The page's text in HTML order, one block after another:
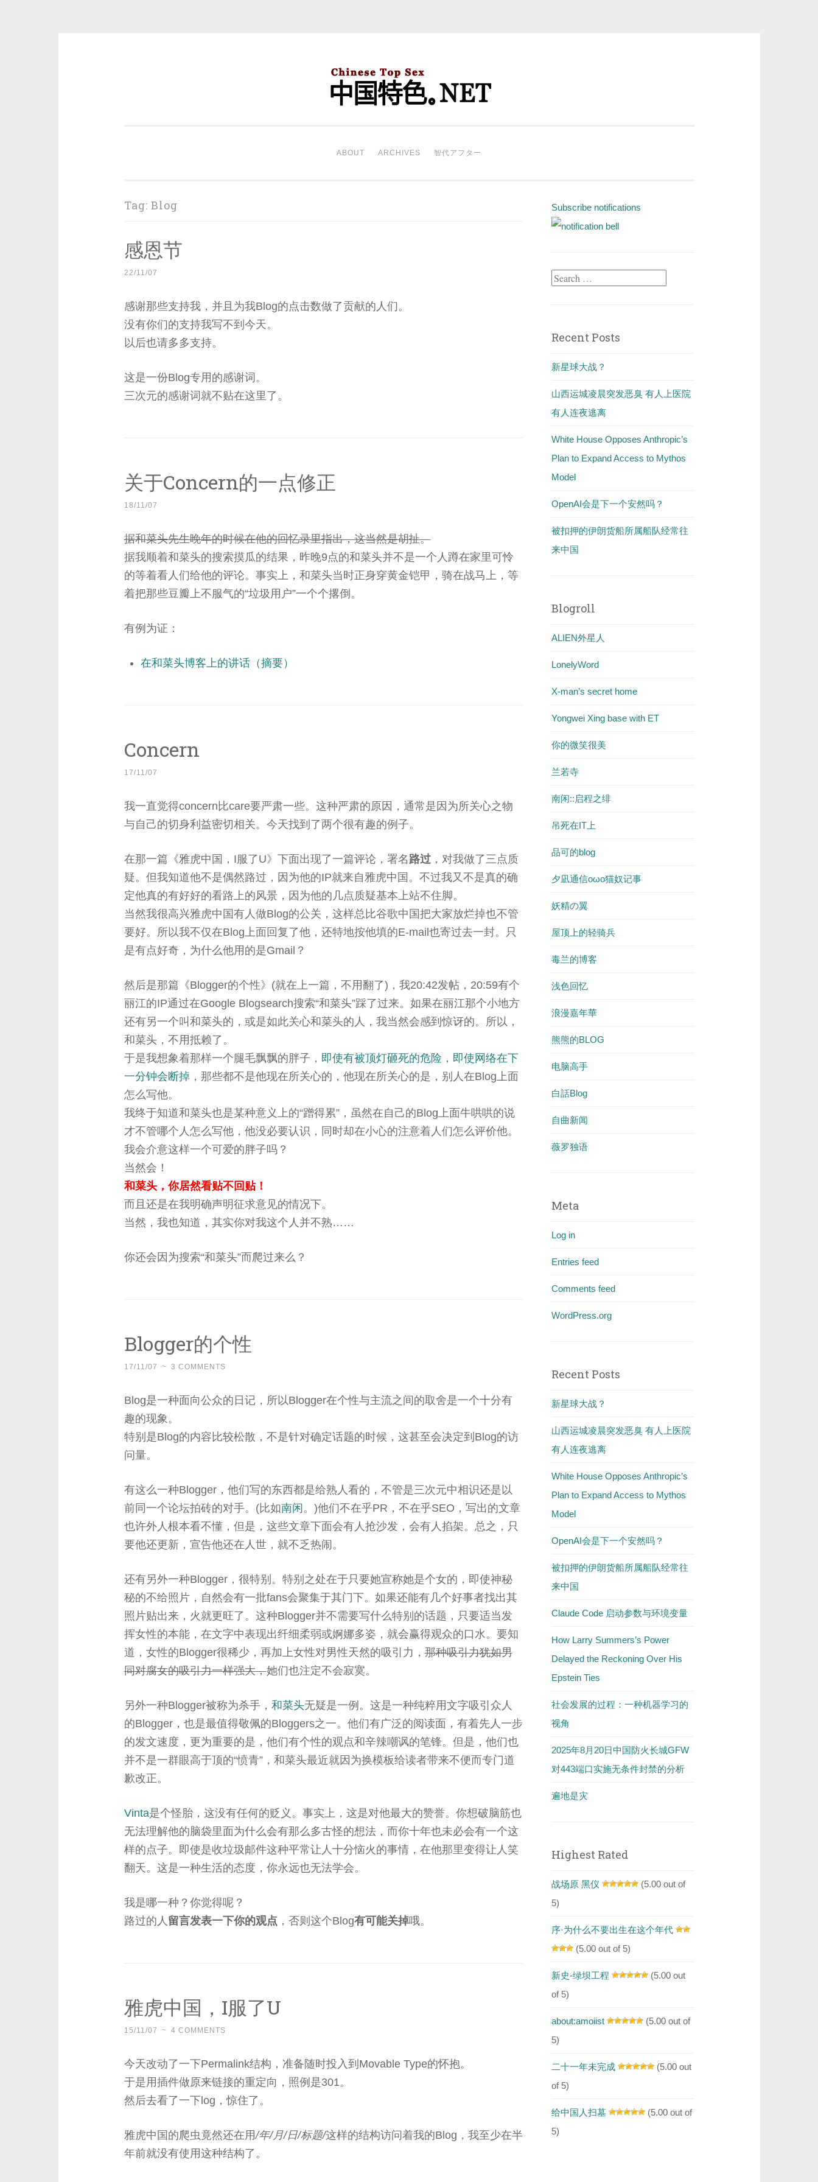
ABOUT ARCHIVES 智代アフター
Tag: Blog
感恩节
22/11/07
感谢那些支持我，并且为我Blog的点击数做了贡献的人们。
没有你们的支持我写不到今天。
以后也请多多支持。
这是一份Blog专用的感谢词。
三次元的感谢词就不贴在这里了。
关于Concern的一点修正
18/11/07
据和菜头先生晚年的时候在他的回忆录里指出，这当然是胡扯。
据我顺着和菜头的搜索摸瓜的结果，昨晚9点的和菜头并不是一个人蹲在家里可怜
的等着看人们给他的评论。事实上，和菜头当时正身穿黄金铠甲，骑在战马上，等
着把那些豆瓣上不服气的“垃圾用户”一个个撂倒。
有例为证：
在和菜头博客上的讲话（摘要）
Concern
17/11/07
我一直觉得concern比care要严肃一些。这种严肃的原因，通常是因为所关心之物
与自己的切身利益密切相关。今天找到了两个很有趣的例子。
在那一篇《雅虎中国，I服了U》下面出现了一篇评论，署名 路过，对我做了三点质
疑。但我知道他不是偶然路过，因为他的IP就来自雅虎中国。不过我又不是真的确
定他真的有好好的看路上的风景，因为他的几点质疑基本上站不住脚。
当然我很高兴雅虎中国有人做Blog的公关，这样总比谷歌中国把大家放烂掉也不管
要好。所以我不仅在Blog上面回复了他，还特地按他填的E-mail也寄过去一封。只
是有点好奇，为什么他用的是Gmail？
然后是那篇《Blogger的个性》(就在上一篇，不用翻了)，我20:42发帖，20:59有个
丽江的IP通过在Google Blogsearch搜索“和菜头”踩了过来。如果在丽江那个小地方
还有另一个叫和菜头的，或是如此关心和菜头的人，我当然会感到惊讶的。所以，
和菜头，不用抵赖了。
于是我想象着那样一个腿毛飘飘的胖子， 即使有被顶灯砸死的危险，即使网络在下
一分钟会断掉，那些都不是他现在所关心的，他现在所关心的是，别人在Blog上面
怎么写他。
我终于知道和菜头也是某种意义上的“蹭得累”，虽然在自己的Blog上面牛哄哄的说
才不管哪个人怎么写他，他没必要认识，同时却在小心的注意着人们怎么评价他。
我会介意这样一个可爱的胖子吗？
当然会！
和菜头，你居然看贴不回贴！
而且还是在我明确声明征求意见的情况下。
当然，我也知道，其实你对我这个人并不熟……
你还会因为搜索“和菜头”而爬过来么？
Blogger的个性
17/11/07 ~ 3 COMMENTS
Blog是一种面向公众的日记，所以Blogger在个性与主流之间的取舍是一个十分有
趣的现象。
特别是Blog的内容比较松散，不是针对确定话题的时候，这甚至会决定到Blog的访
问量。
有这么一种Blogger，他们写的东西都是给熟人看的，不管是三次元中相识还是以
前同一个论坛拍砖的对手。(比如南闲 。)他们不在乎PR，不在乎SEO，写出的文章
也许外人根本看不懂，但是，这些文章下面会有人抢沙发，会有人掐架。总之，只
要他还更新，宣告他还在人世，就不乏热闹。
还有另外一种Blogger，很特别。特别之处在于只要她宣称她是个女的，即使神秘
秘的不给照片，自然会有一批fans会聚集于其门下。如果还能有几个好事者找出其
照片贴出来，火就更旺了。这种Blogger并不需要写什么特别的话题，只要适当发
挥女性的本能，在文字中表现出纤细柔弱或婀娜多姿，就会赢得观众的口水。要知
道，女性的Blogger很稀少，再加上女性对男性天然的吸引力，那种吸引力犹如男
同对腐女的吸引力一样强大，她们也注定不会寂寞。
另外一种Blogger被称为杀手， 和菜头无疑是一例。这是一种纯粹用文字吸引众人
的Blogger，也是最值得敬佩的Bloggers之一。他们有广泛的阅读面，有着先人一步
的发文速度，更为重要的是，他们有个性的观点和辛辣嘲讽的笔锋。但是，他们也
并不是一群眼高于顶的“愤青”，和菜头最近就因为换模板给读者带来不便而专门道
歉改正。
Vinta是个怪胎，这没有任何的贬义。事实上，这是对他最大的赞誉。你想破脑筋也
无法理解他的脑袋里面为什么会有那么多古怪的想法，而你十年也未必会有一个这
样的点子。即使是收垃圾邮件这种平常让人十分恼火的事情，在他那里变得让人笑
翻天。这是一种生活的态度，你永远也无法学会。
我是哪一种？你觉得呢？
路过的人 留言发表一下你的观点 ，否则这个Blog有可能关掉哦。
雅虎中国，I服了U
15/11/07 ~ 4 COMMENTS
今天改动了一下Permalink结构，准备随时投入到Movable Type的怀抱。
于是用插件做原来链接的重定向，照例是301。
然后去看了一下log，惊住了。
雅虎中国的爬虫竟然还在用/年/月/日/标题/这样的结构访问着我的Blog，我至少在半
年前就没有使用这种结构了。
Subscribe notifications
Search
Recent Posts
新星球大战？
山西运城凌晨突发恶臭 有人上医院
有人连夜逃离
White House Opposes Anthropic’s
Plan to Expand Access to Mythos
Model
OpenAI会是下一个安然吗？
被扣押的伊朗货船所属船队经常往
来中国
Blogroll
ALIEN外星人
LonelyWord
X-man’s secret home
Yongwei Xing base with ET
你的微笑很美
兰若寺
南闲::启程之绯
吊死在IT上
品可的blog
夕凪通信oωo猫奴记事
妖精の翼
屋顶上的轻骑兵
毒兰的博客
浅色回忆
浪漫嘉年華
熊熊的BLOG
电脑高手
白話Blog
自曲新闻
薇罗独语
Meta
Log in
Entries feed
Comments feed
WordPress.org
Recent Posts
新星球大战？
山西运城凌晨突发恶臭 有人上医院
有人连夜逃离
White House Opposes Anthropic’s
Plan to Expand Access to Mythos
Model
OpenAI会是下一个安然吗？
被扣押的伊朗货船所属船队经常往
来中国
Claude Code 启动参数与环境变量
How Larry Summers’s Power
Delayed the Reckoning Over His
Epstein Ties
社会发展的过程：一种机器学习的
视角
2025年8月20日中国防火长城GFW
对443端口实施无条件封禁的分析
遍地是灾
Highest Rated
战场原 黑仪
(5.00 out of
5)
序·为什么不要出生在这个年代
(5.00 out of 5)
新史-绿坝工程
(5.00 out
of 5)
about:amoiist
(5.00 out of
5)
二十一年未完成
(5.00 out
of 5)
给中国人扫墓
(5.00 out of
5)